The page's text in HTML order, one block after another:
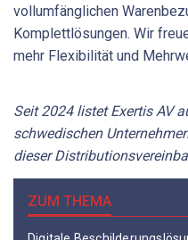
vollumfänglichen
Komplettlösungen. Wir
mehr Flexibilität und
Seit 2024 listet Exertis AV
schwedischen
dieser
ZUM THEMA